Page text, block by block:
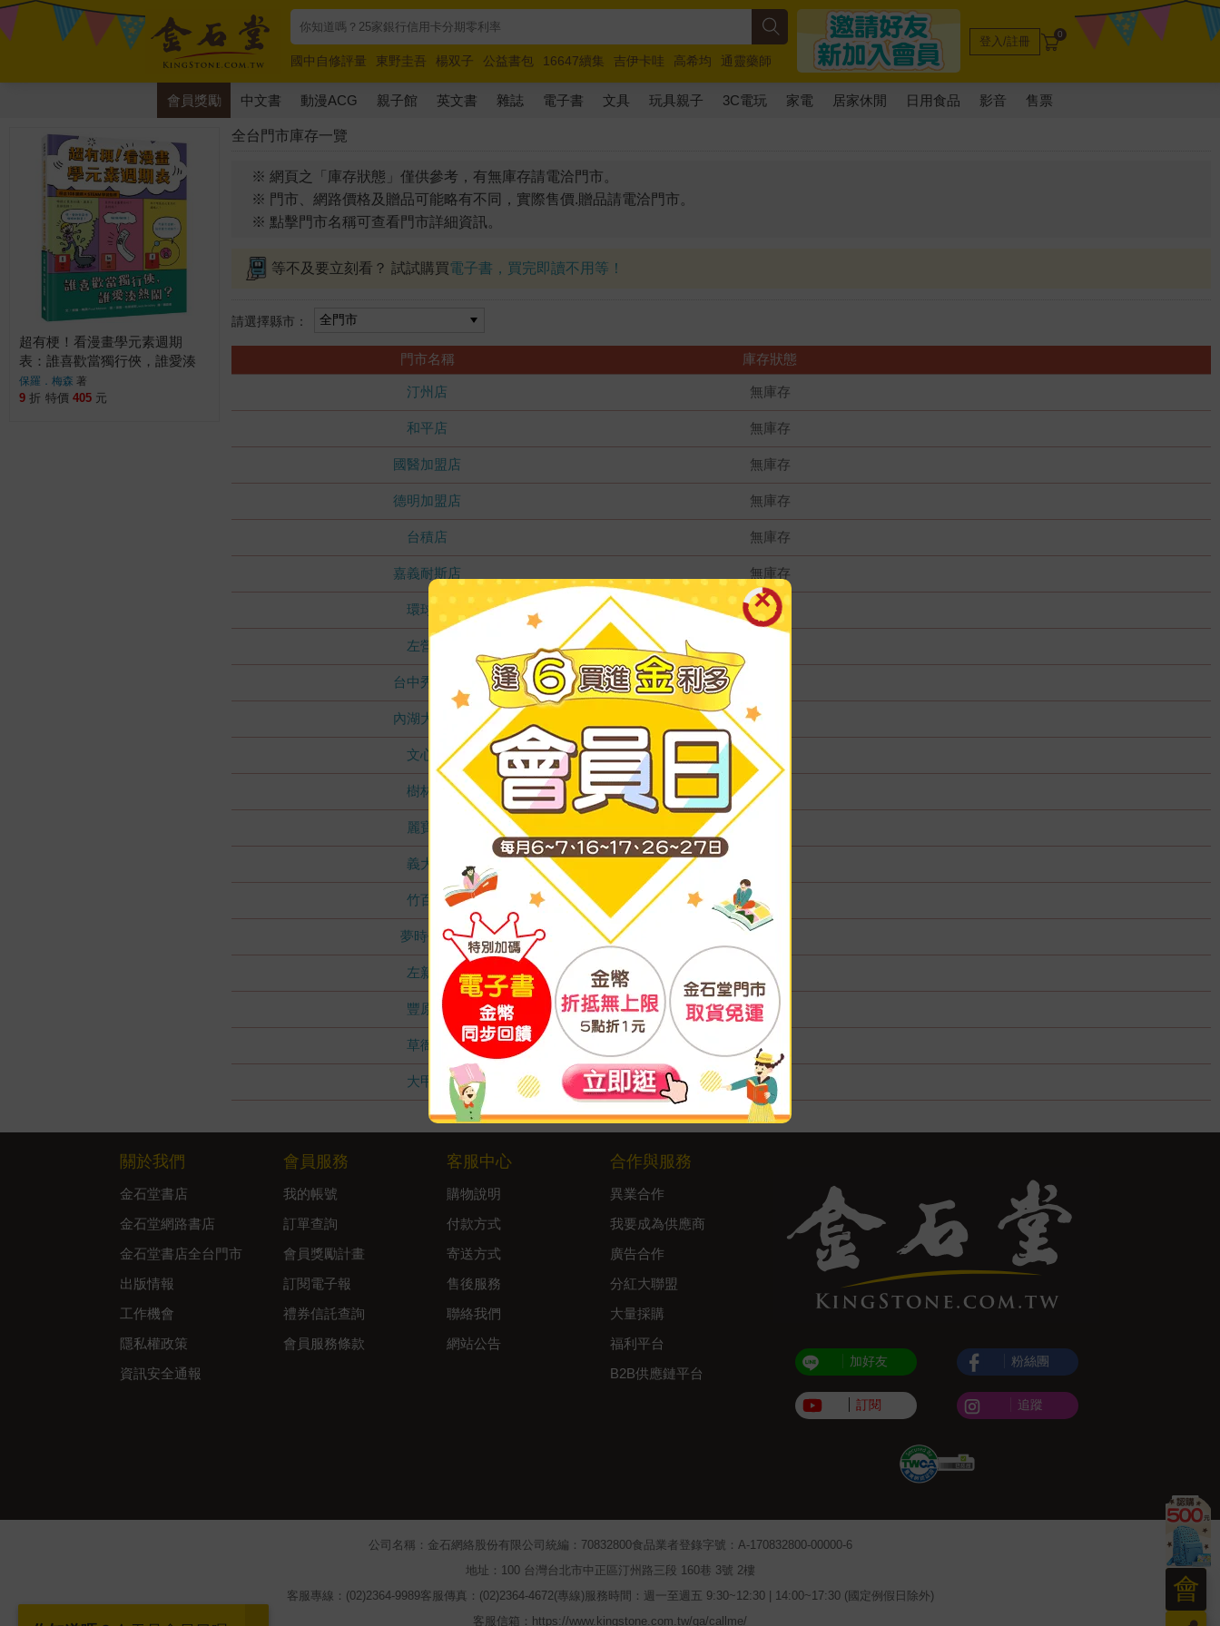
國中自修評量 東野圭吾 楊双子 公益書包 16647續集 吉伊卡哇 高希均
通靈藥師
唯紅花綻放
奧德賽 路邊攤新作 馬斯克 玩具總動員5 超慢跑
登入/註冊 0
會員獎勵 中文書 動漫ACG 親子館 英文書 雜誌 電子書 文具 玩具親子 3C電玩 家電 居家休閒 日用食品 影音 售票
全台門市庫存一覽
※ 網頁之「庫存狀態」僅供參考，有無庫存請電洽門市。
※ 門市、網路價格及贈品可能略有不同，實際售價.贈品請電洽門市。
※ 點擊門市名稱可查看門市詳細資訊。
等不及要立刻看？ 試試購買電子書，買完即讀不用等！
請選擇縣市：
門市名稱 庫存狀態
汀州店 無庫存
和平店 無庫存
國醫加盟店 無庫存
德明加盟店 無庫存
台積店 無庫存
嘉義耐斯店 無庫存
環球店 無庫存
左營店
台中秀泰店
內湖大潤發 無庫存
文心店 無庫存
樹林店 無庫存
麗寶店
義大店
竹百店 無庫存
夢時代店 無庫存
左新店 無庫存
豐原店 無庫存
草衙店 無庫存
大甲店 無庫存
超有梗！看漫畫學元素週期
表：誰喜歡當獨行俠，誰愛湊
熱鬧？【符合108課綱 X
STEAM學習指標】
保羅．梅森 著
9 折 特價 405 元
會
關於我們
金石堂書店
金石堂網路書店
金石堂書店全台門市
出版情報
工作機會
隱私權政策
資訊安全通報
會員服務
我的帳號
訂單查詢
會員獎勵計畫
訂閱電子報
禮券信託查詢
會員服務條款
客服中心
購物說明
付款方式
寄送方式
售後服務
聯絡我們
網站公告
合作與服務
異業合作
我要成為供應商
廣告合作
分紅大聯盟
大量採購
福利平台
B2B供應鏈平台
加好友
訂閱
粉絲團
追蹤
公司名稱：金石網絡股份有限公司 統編：70832800食品業者登錄字號：A-170832800-00000-6
地址：100 台灣台北市中正區汀州路三段 160巷 3號 2樓
客服專線：(02)2364-9989客服傳真：(02)2364-4672(專線) 服務時間：週一至週五 9:30~12:30 | 14:00~17:30 (國定例假日除外)
客服信箱：https://www.kingstone.com.tw/qa/callme/